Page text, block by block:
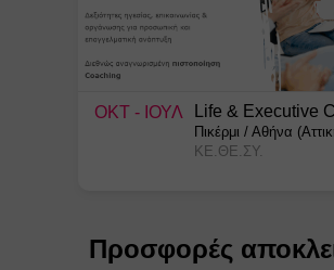
ΟΚΤ - ΙΟΥΛ Life & Executive
Πικέρμι / Αθήνα
ΚΕ.ΘΕ.ΣΥ.
Προσφορές